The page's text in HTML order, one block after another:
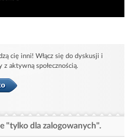
cię inni! Włącz się do dyskusji i
aktywną społecznością.
"tylko dla zalogowanych".